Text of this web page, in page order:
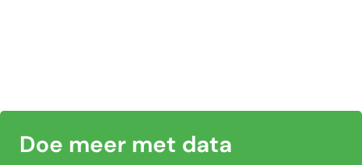
Doe meer met data